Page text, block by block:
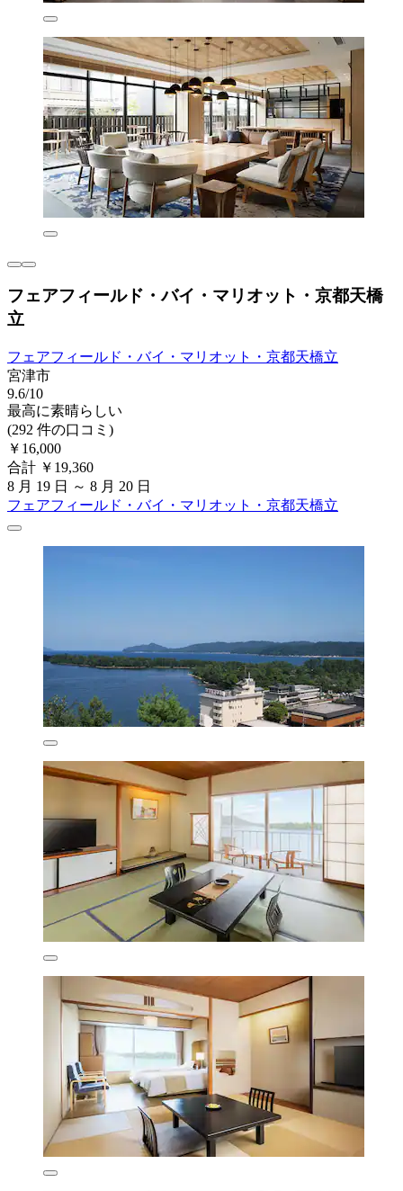
フェアフィールド・バイ・マリオット・京都天橋
立
フェアフィールド・バイ・マリオット・京都天橋立
宮津市
9.6/10
最高に素晴らしい
(292 件の口コミ)
￥16,000
合計 ￥19,360
8 月 19 日 ～ 8 月 20 日
フェアフィールド・バイ・マリオット・京都天橋立